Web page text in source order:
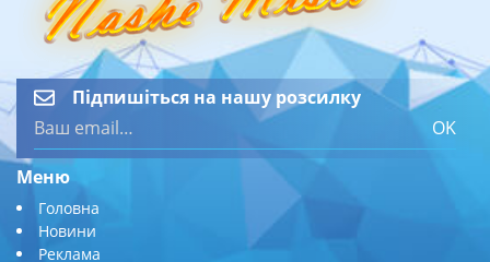
Підпишіться на нашу розсилку
OK
Меню
Головна
Новини
Реклама